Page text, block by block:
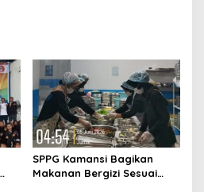
SPPG Kamansi Bagikan
Makanan Bergizi Sesuai